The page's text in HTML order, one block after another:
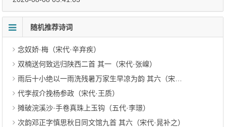
随机推荐诗词
念奴娇·梅（宋代·辛弃疾）
双楠送何致远归陕西二首 其一（宋代·张嵲）
雨后十小绝以一雨洗残暑万家生早凉为韵 其六（宋代·章甫）
代李叔介挽杨参政（宋代·王质）
摊破浣溪沙·手卷真珠上玉钩（五代·李璟）
次韵邓正字慎思秋日同文馆九首 其六（宋代·晁补之）